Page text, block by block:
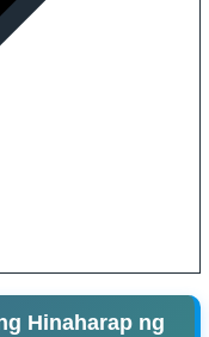
Hinaharap ng